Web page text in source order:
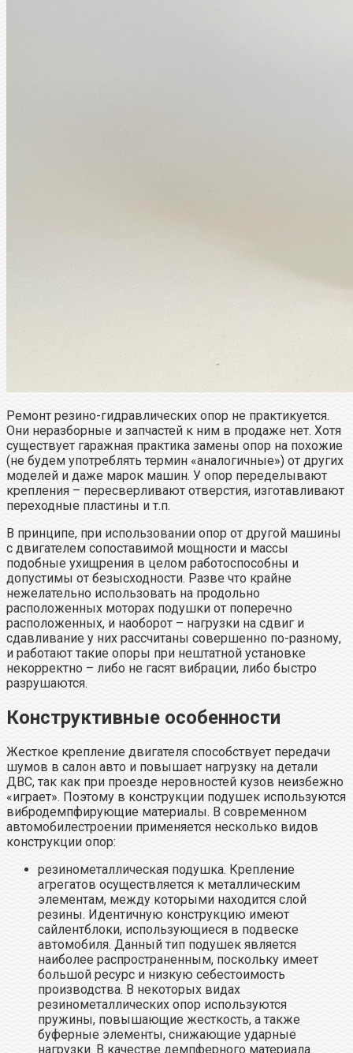
Ремонт резино-гидравлических опор не практикуется.
Они неразборные и запчастей к ним в продаже нет. Хотя
существует гаражная практика замены опор на похожие
(не будем употреблять термин «аналогичные») от других
моделей и даже марок машин. У опор переделывают
крепления – пересверливают отверстия, изготавливают
переходные пластины и т.п.
В принципе, при использовании опор от другой машины
с двигателем сопоставимой мощности и массы
подобные ухищрения в целом работоспособны и
допустимы от безысходности. Разве что крайне
нежелательно использовать на продольно
расположенных моторах подушки от поперечно
расположенных, и наоборот – нагрузки на сдвиг и
сдавливание у них рассчитаны совершенно по-разному,
и работают такие опоры при нештатной установке
некорректно – либо не гасят вибрации, либо быстро
разрушаются.
Конструктивные особенности
Жесткое крепление двигателя способствует передачи
шумов в салон авто и повышает нагрузку на детали
ДВС, так как при проезде неровностей кузов неизбежно
«играет». Поэтому в конструкции подушек используются
вибродемпфирующие материалы. В современном
автомобилестроении применяется несколько видов
конструкции опор:
резинометаллическая подушка. Крепление
агрегатов осуществляется к металлическим
элементам, между которыми находится слой
резины. Идентичную конструкцию имеют
сайлентблоки, использующиеся в подвеске
автомобиля. Данный тип подушек является
наиболее распространенным, поскольку имеет
большой ресурс и низкую себестоимость
производства. В некоторых видах
резинометаллических опор используются
пружины, повышающие жесткость, а также
буферные элементы, снижающие ударные
нагрузки. В качестве демпферного материала